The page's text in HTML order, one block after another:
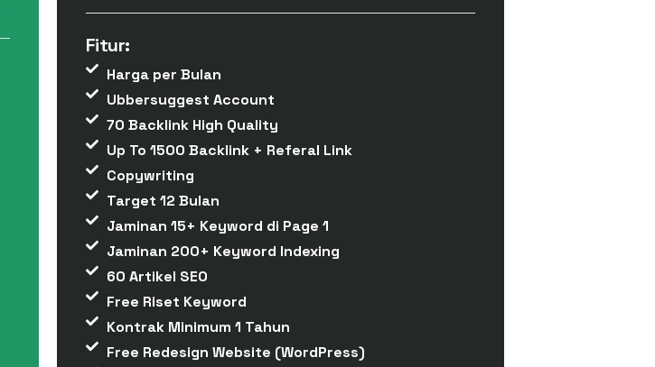
Fitur:
Harga per Bulan
Ubbersuggest Account
70 Backlink High Quality
Up To 1500 Backlink + Referal Link
Copywriting
Target 12 Bulan
Jaminan 15+ Keyword di Page 1
Jaminan 200+ Keyword Indexing
60 Artikel SEO
Free Riset Keyword
Kontrak Minimum 1 Tahun
Free Redesign Website (WordPress)